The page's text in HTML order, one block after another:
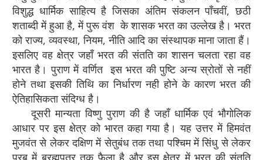
विशुद्ध धार्मिक साहित्य है जिसका अंतिम संकलन पाँचवीं, छठी
शताब्दी में हुआ है, में पुरू वंश के शासक भरत का उल्लेख है। भरत
को राज्य, व्यवस्था, नियम, नीति आदि का संस्थापक माना जाता हैं।
इसलिए वह क्षेत्र जहाँ भरत की संतति का शासन चलता रहा वह
भारत है। पुराण में वर्णित इस भरत की पुष्टि अन्य स्रोतों से नहीं
होने तथा इसकी तिथि का निर्धारण नही होने के कारण भरत की
ऐतिहासिकता संदिग्ध है।
दूसरी मान्यता विष्णु पुराण की है जहाँ धार्मिक एवं भौगोलिक
आधार पर इस क्षेत्र को भारत कहा गया है। यह उत्तर में हिमवंत
मुजवंत से लेकर दक्षिण में सेतुबंध तक तथा पश्चिम में सिंधु से लेकर